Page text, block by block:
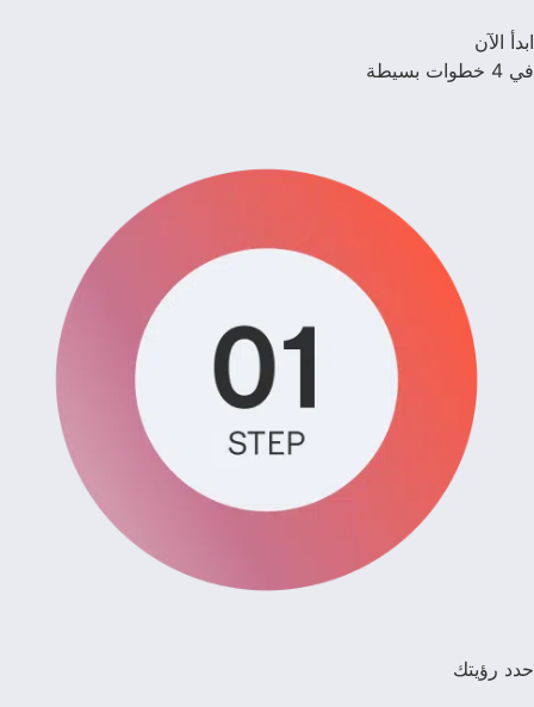
ابدأ الآن
في 4 خطوات بسيطة
حدد رؤيتك